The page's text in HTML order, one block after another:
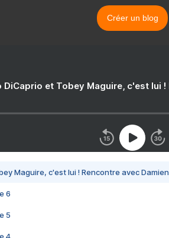
Créer un blog
DiCaprio et Tobey Maguire, c'est lui
Maguire, c'est lui ! Rencontre avec
6
5